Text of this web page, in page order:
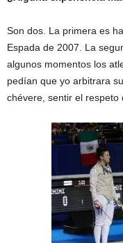
Son dos. La primera es
Espada de 2007. La
algunos momentos los
pedían que yo arbitrara
chévere, sentir el respeto